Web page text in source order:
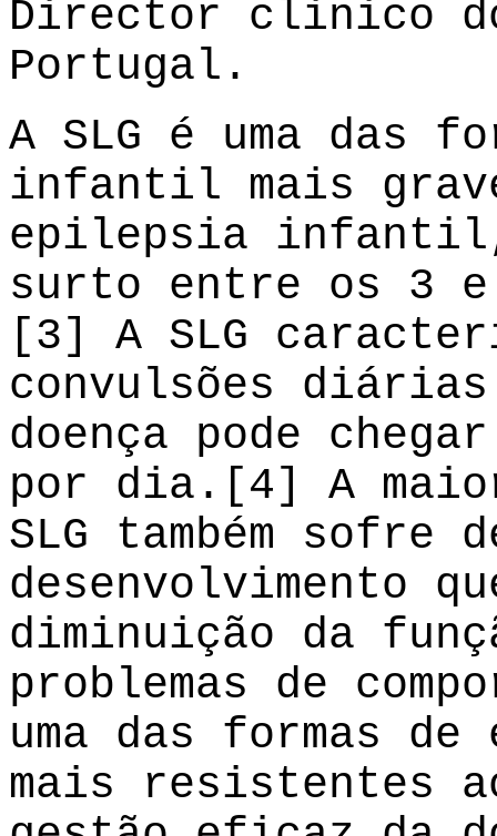
Director clinico
Portugal.
A SLG é uma das
infantil mais
epilepsia
surto entre os 3
[3] A SLG
convulsões
doença pode
por dia.[4] A
SLG também sofre
desenvolvimento
diminuição da
problemas de
uma das formas
mais resistentes